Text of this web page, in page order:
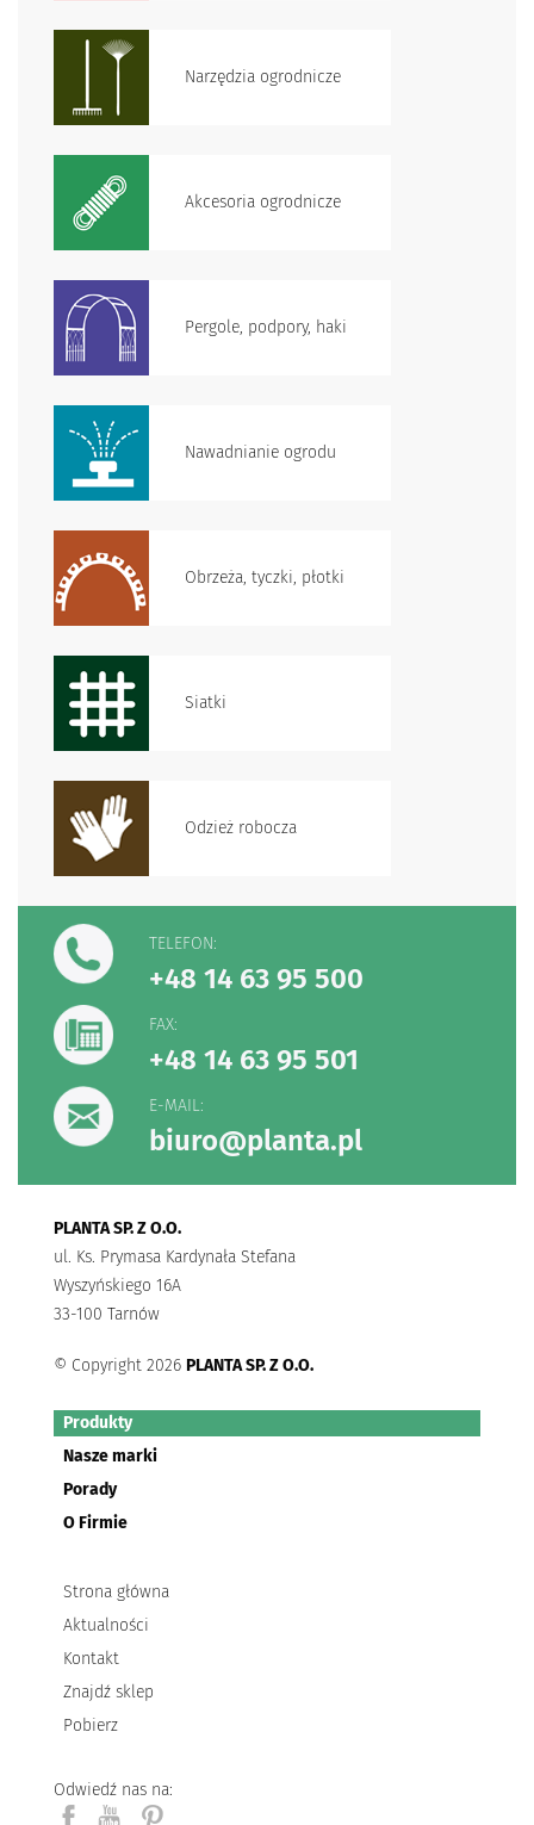
Narzędzia ogrodnicze
Akcesoria ogrodnicze
Pergole, podpory, haki
Nawadnianie ogrodu
Obrzeża, tyczki, płotki
Siatki
Odzież robocza
TELEFON:
+48 14 63 95 500
FAX:
+48 14 63 95 501
E-MAIL:
biuro@planta.pl
PLANTA SP. Z O.O.
ul. Ks. Prymasa Kardynała Stefana
Wyszyńskiego 16A
33-100 Tarnów
© Copyright 2026 PLANTA SP. Z O.O.
Produkty
Nasze marki
Porady
O Firmie
Strona główna
Aktualności
Kontakt
Znajdź sklep
Pobierz
Odwiedź nas na: